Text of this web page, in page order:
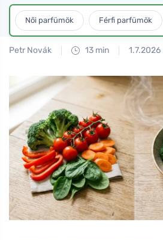
Női parfümök Férfi parfümök
Petr Novák 13 min 1.7.2026